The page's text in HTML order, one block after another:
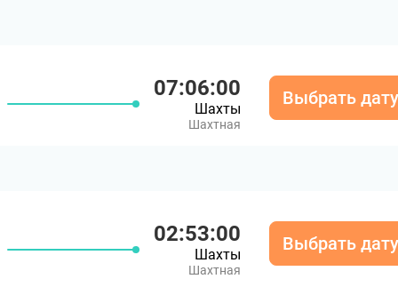
07:06:00
Шахты
Шахтная
Выбрать дату
02:53:00
Шахты
Шахтная
Выбрать дату